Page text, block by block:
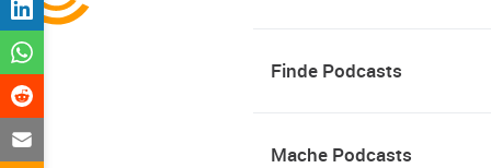
Finde Podcasts
Mache Podcasts